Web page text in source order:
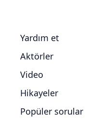
Yardım et
Aktörler
Video
Hikayeler
Popüler sorular